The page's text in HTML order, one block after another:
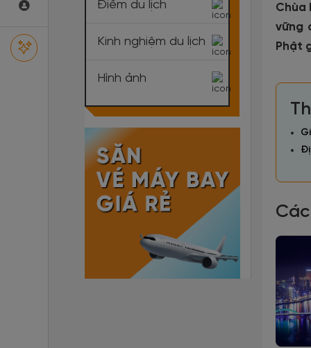
Chùa
vững
Phật
Điểm du lịch
Kinh nghiệm du lịch
Hình ảnh